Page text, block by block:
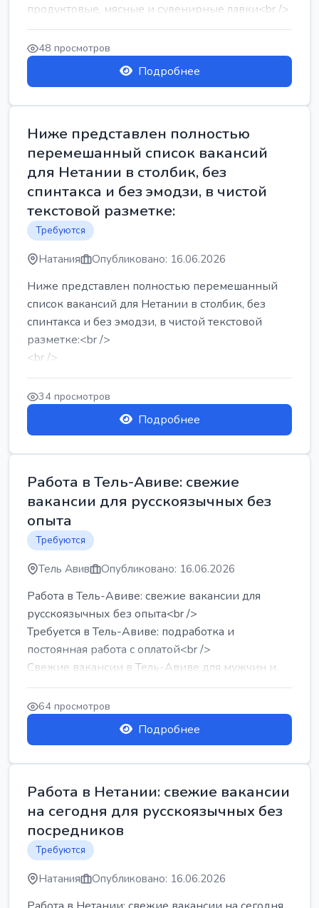
продуктовые, мясные и сувенирные лавки<br />
Разнорабочий на сборку м...
48 просмотров
Подробнее
Ниже представлен полностью
перемешанный список вакансий
для Нетании в столбик, без
спинтакса и без эмодзи, в чистой
текстовой разметке:
Требуются
Натания Опубликовано: 16.06.2026
Ниже представлен полностью перемешанный
список вакансий для Нетании в столбик, без
спинтакса и без эмодзи, в чистой текстовой
разметке:<br />
<br />
Работа в Нетании на мебельном производстве:
требу...
34 просмотров
Подробнее
Работа в Тель-Авиве: свежие
вакансии для русскоязычных без
опыта
Требуются
Тель Авив Опубликовано: 16.06.2026
Работа в Тель-Авиве: свежие вакансии для
русскоязычных без опыта<br />
Требуется в Тель-Авиве: подработка и
постоянная работа с оплатой<br />
Свежие вакансии в Тель-Авиве для мужчин и
женщин от хозя...
64 просмотров
Подробнее
Работа в Нетании: свежие вакансии
на сегодня для русскоязычных без
посредников
Требуются
Натания Опубликовано: 16.06.2026